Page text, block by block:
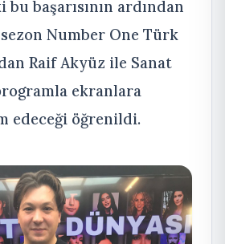
başarısının ardından
Number One Türk
Raif Akyüz ile Sanat
ekranlara
edeceği öğrenildi.